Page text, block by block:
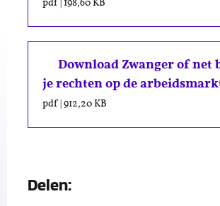
pdf 198,60 KB
Download Zwanger of net
je rechten op de
pdf 912,20 KB
Delen: